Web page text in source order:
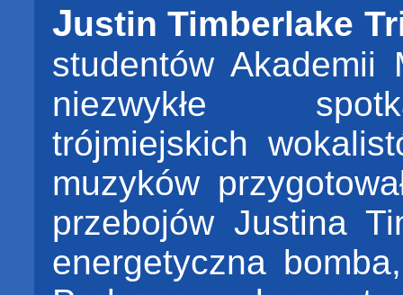
Justin Timberlake
studentów Akademii
niezwykłe
trójmiejskich
muzyków
przebojów Justina
energetyczna